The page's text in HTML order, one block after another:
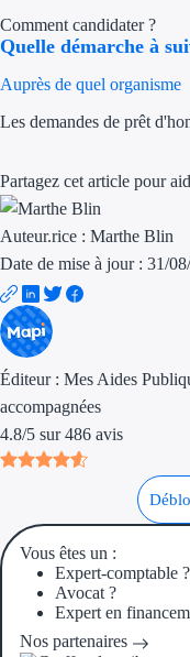
Comment candidater ?
Quelle démarche à
Auprès de quel organisme
Les demandes de prêt
Partagez cet article pour
Auteur.rice : Marthe Blin
Date de mise à jour : 31/
Éditeur : Mes Aides
accompagnées
4.8/5 sur 486 avis
Vous êtes un :
Expert-comptable ?
Avocat ?
Expert en
Nos partenaires